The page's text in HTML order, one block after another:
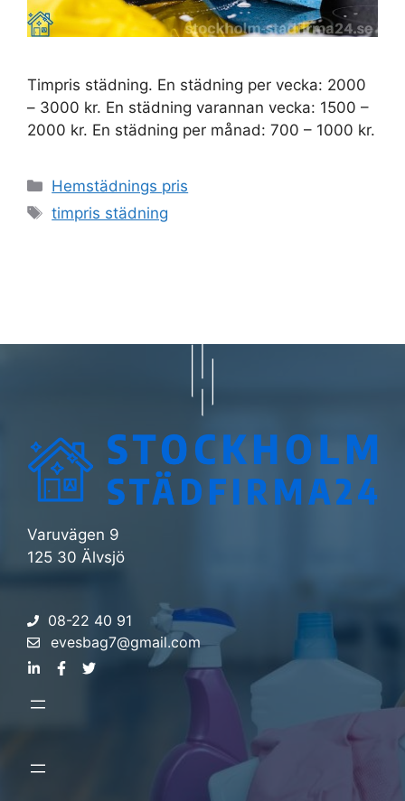
Timpris städning. En städning per vecka: 2000
– 3000 kr. En städning varannan vecka: 1500 –
2000 kr. En städning per månad: 700 – 1000 kr.
Kategorier
Hemstädnings pris
Etiketter
timpris städning
Varuvägen 9
125 30 Älvsjö
08-22 40 91
evesbag7@gmail.com